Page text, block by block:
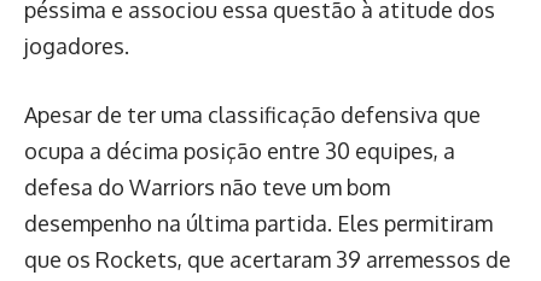
péssima e associou essa questão à atitude dos
jogadores.
Apesar de ter uma classificação defensiva que
ocupa a décima posição entre 30 equipes, a
defesa do Warriors não teve um bom
desempenho na última partida. Eles permitiram
que os Rockets, que acertaram 39 arremessos de